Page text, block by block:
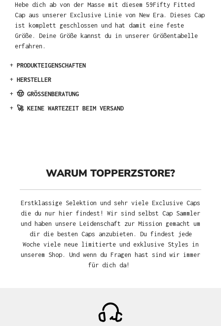
Hebe dich ab von der Masse mit diesem 59Fifty Fitted
Cap aus unserer Exclusive Linie von New Era. Dieses Cap
ist komplett geschlossen und hat damit eine feste
Größe. Deine Größe kannst du in unserer Größentabelle
erfahren.
+ PRODUKTEIGENSCHAFTEN
+ HERSTELLER
+ 🤠 GRÖSSENBERATUNG
+ 🚀 KEINE WARTEZEIT BEIM VERSAND
WARUM TOPPERZSTORE?
Erstklassige Selektion und sehr viele Exclusive Caps
die du nur hier findest! Wir sind selbst Cap Sammler
und haben unsere Leidenschaft zur Mission gemacht um
dir die besten Caps anzubieten. Du findest jede
Woche viele neue limitierte und exklusive Styles in
unserem Shop. Und wenn du Fragen hast sind wir immer
für dich da!